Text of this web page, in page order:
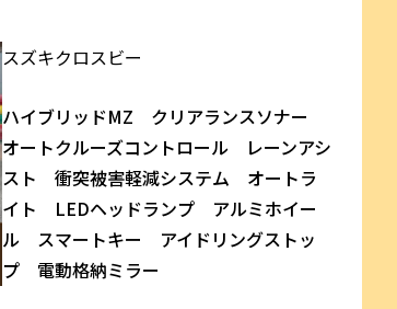
スズキクロスビー
ハイブリッドMZ クリアランスソナー
オートクルーズコントロール レーンアシ
スト 衝突被害軽減システム オートラ
イト LEDヘッドランプ アルミホイー
ル スマートキー アイドリングストッ
プ 電動格納ミラー